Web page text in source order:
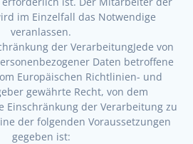
im Einzelfall das Notwendige
veranlassen.
der VerarbeitungJede von
Daten betroffene
Europäischen Richtlinien- und
gewährte Recht, von dem
Einschränkung der Verarbeitung zu
der folgenden Voraussetzungen
gegeben ist: